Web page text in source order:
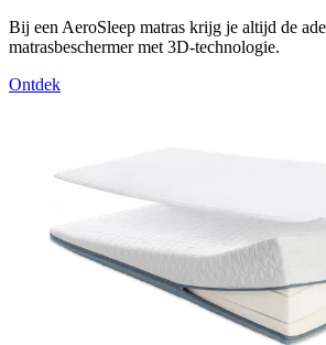
Bij een AeroSleep matras krijg je altijd de
matrasbeschermer met 3D-technologie.
Ontdek